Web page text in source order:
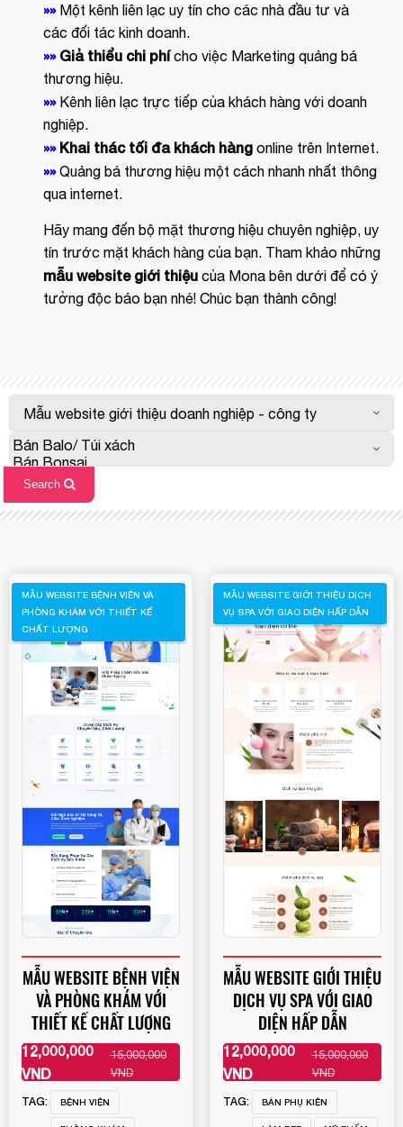
»» Một kênh liên lạc uy tín cho các nhà đầu tư và
các đối tác kinh doanh.
»»Giả thiểu chi phícho việc Marketing quảng bá
thương hiệu.
»»Kênh liên lạc trực tiếp của khách hàng với doanh
nghiệp.
»»Khai thác tối đa khách hàng online trên Internet.
»» Quảng bá thương hiệu một cách nhanh nhất thông
qua internet.
Hãy mang đến bộ mặt thương hiệu chuyên nghiệp, uy
tín trước mặt khách hàng của bạn. Tham khảo những
mẫu website giới thiệu của Mona bên dưới để có ý
tưởng độc báo bạn nhé! Chúc bạn thành công!
MẪU WEBSITE BỆNH VIỆN
VÀ PHÒNG KHÁM VỚI
THIẾT KẾ CHẤT LƯỢNG
12,000,000
VND
15,000,000
VND
XEM THÊM
TAG: BỆNH VIỆN
MẪU WEBSITE BỆNH VIỆN VÀ
PHÒNG KHÁM VỚI THIẾT KẾ
CHẤT LƯỢNG
MẪU WEBSITE GIỚI THIỆU
DỊCH VỤ SPA VỚI GIAO
DIỆN HẤP DẪN
12,000,000
VND
15,000,000
VND
XEM THÊM
TAG: BÁN PHỤ KIỆN
MẪU WEBSITE GIỚI THIỆU DỊCH
VỤ SPA VỚI GIAO DIỆN HẤP DẪN